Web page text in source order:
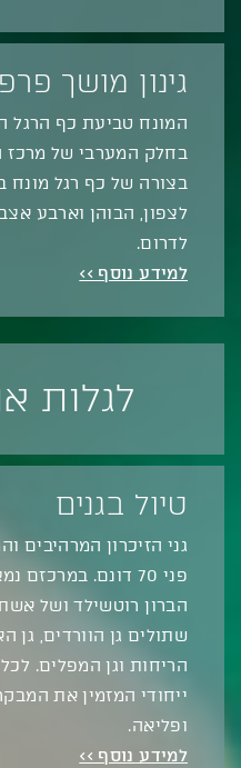
גינון מושך
המונח טביעת כף הרגל
בחלק המערבי של מרכז
בצורה של כף רגל
לצפון, הבוהן וארבע
לדרום.
למידע נוסף >>
לגלות
טיול בגנים
גני הזיכרון
פני 70 דונם.
הברון רוטשילד ושל
שתולים גן הוורדים, גן
הריחות וגן המפלים.
ייחודי המזמין את
ופליאה.
למידע נוסף >>